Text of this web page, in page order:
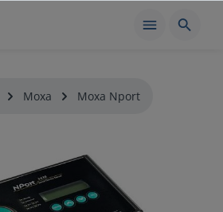
Moxa Moxa Nport